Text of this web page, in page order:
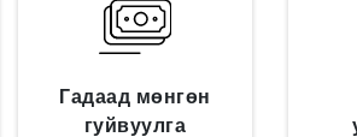
Гадаад мөнгөн
гуйвуулга